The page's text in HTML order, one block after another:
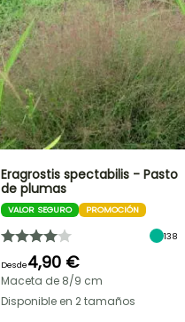
Eragrostis spectabilis - Pasto
de plumas
VALOR SEGURO PROMOCIÓN
138
Desde4,90 €
Maceta de 8/9 cm
Disponible en 2 tamaños